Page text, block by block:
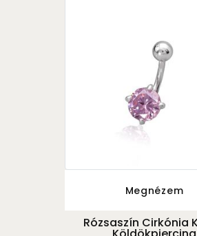
Megnézem
Rózsaszín Cirkónia